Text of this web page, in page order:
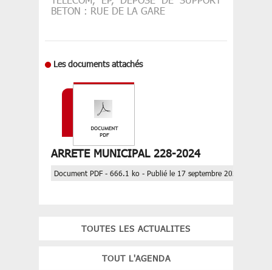
BETON : RUE DE LA GARE
Les documents attachés
ARRETE MUNICIPAL 228-2024
Document PDF - 666.1 ko - Publié le 17 septembre 2024
TOUTES LES ACTUALITES
TOUT L'AGENDA